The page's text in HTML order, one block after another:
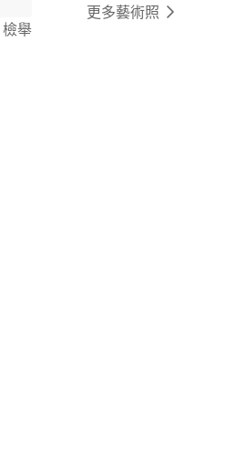
檢舉
更多藝術照